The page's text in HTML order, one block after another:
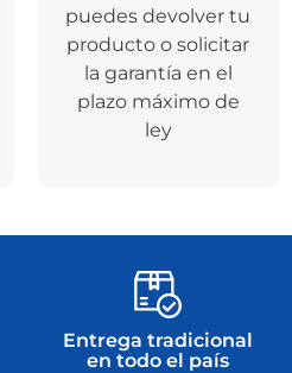
puedes devolver tu
producto o solicitar
la garantía en el
plazo máximo de
ley
Entrega tradicional
en todo el país